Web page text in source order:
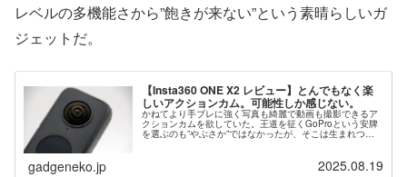
レベルの多機能さから”飽きが来ない”という素晴らしいガ
ジェットだ。
【Insta360 ONE X2 レビュー】とんでもなく楽
しいアクションカム。可能性しか感じない。
かねてより手ブレに強く写真も綺麗で動画も撮影できるア
クションカムを欲していた。王道を征くGoProという安牌
を選ぶのも”やぶさか”ではなかったが、そこは生まれつい
ての逆張り野郎ことわたくし、そんな面白くないことはし
gadgeneko.jp 2025.08.19